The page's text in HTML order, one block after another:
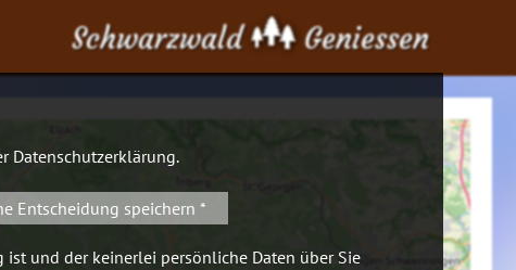
Schwarzwald Geniessen
Datenschutzerklärung.
Entscheidung speichern *
und der keinerlei persönliche Daten über Sie